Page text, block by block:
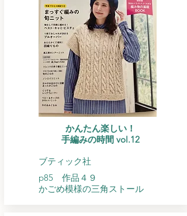
かんたん楽しい！
​手編みの時間 vol.12
ブティック社
p85 作品４９
​かごめ模様の三角ストール